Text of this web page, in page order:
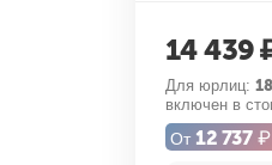
14 439
Для юрлиц:
включен в
От 12 737 ₽